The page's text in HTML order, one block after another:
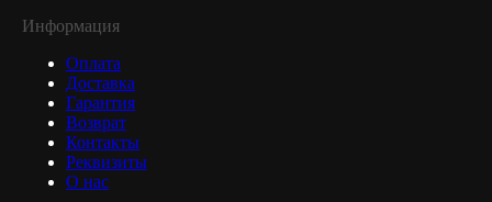
Информация
Оплата
Доставка
Гарантия
Возврат
Контакты
Реквизиты
О нас